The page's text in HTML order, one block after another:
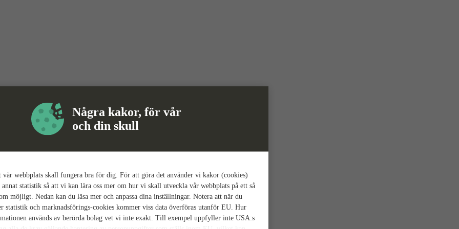
Några kakor, för vår
och din skull
webbplats skall fungera bra för dig. För att göra det använder vi kakor (cookies)
statistik så att vi kan lära oss mer om hur vi skall utveckla vår webbplats på ett så
möjligt. Nedan kan du läsa mer och anpassa dina inställningar. Notera att när du
statistik och marknadsförings-cookies kommer viss data överföras utanför EU. Hur
används av berörda bolag vet vi inte exakt. Till exempel uppfyller inte USA:s